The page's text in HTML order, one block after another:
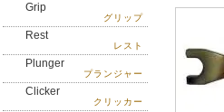
Grip
グリップ
Rest
レスト
Plunger
プランジャー
Clicker
クリッカー